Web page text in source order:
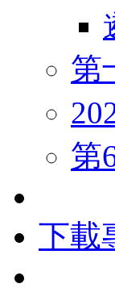
第
第
下載